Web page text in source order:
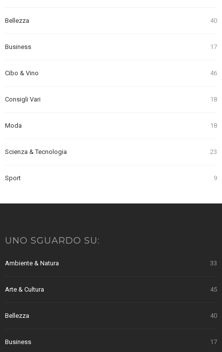
Bellezza 40
Business 17
Cibo & Vino 46
Consigli Vari 18
Moda 18
Scienza & Tecnologia 23
Sport 9
UNO SGUARDO SU:
Ambiente & Natura 33
Arte & Cultura 45
Bellezza 40
Business 17